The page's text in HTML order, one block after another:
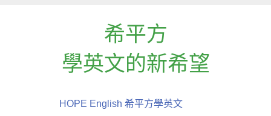
希平方
學英文的新希望
HOPE English 希平方學英文